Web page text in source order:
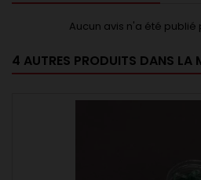
Aucun avis n'a été
4 AUTRES PRODUITS DANS LA